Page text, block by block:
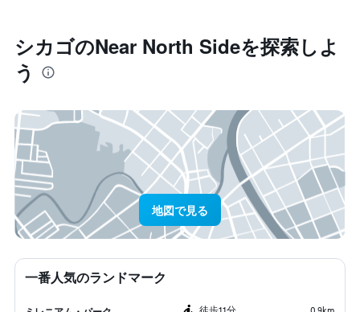
シカゴ​のNear North Side​を探索しよ
う
地図で見る
一番人気のランドマーク